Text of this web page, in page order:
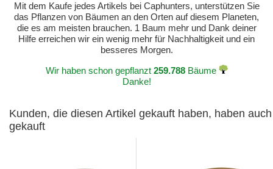
Mit dem Kaufe jedes Artikels bei Caphunters, unterstützen Sie
das Pflanzen von Bäumen an den Orten auf diesem Planeten,
die es am meisten brauchen. 1 Baum mehr und Dank deiner
Hilfe erreichen wir ein wenig mehr für Nachhaltigkeit und ein
besseres Morgen.
Wir haben schon gepflanzt 259.788Bäume
Danke!
Kunden, die diesen Artikel gekauft haben, haben auch
gekauft